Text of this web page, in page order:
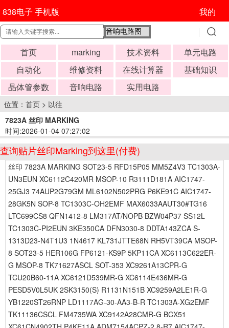
838电子 手机版 我的
首页 marking 技术资料
单元电路
自动化
维修资料 在线计算器
基础知识
晶体管参数
音响电路 实用电路
位置： 首页 > 以往
7823A 丝印 MARKING
时间:2026-01-04 07:27:02
查询贴片丝印Marking到这里(付费)
丝印 7823A MARKING SOT23-5 RFD15P05 MM5Z4V3 TC1303A-
UN3EUN XC6112C420MR MSOP-10 R3111D181A AIC1747-
25GJ3 74AUP2G79GM ML6102N502PRG P6KE91C AIC1747-
28GK5N SOP-8 TC1303C-OH2EMF MAX6033AAUT30#TG16
LTC699CS8 QFN1412-8 LM317AT/NOPB BZW04P37 SS12L
TC1303C-PI2EUN 3KE350CA DFN3030-8 DDTA143ZCA S-
1313D23-N4T1U3 1N4617 KL731JTTE68N RH5VT39CA MSOP-
8 SOT23-5 HER106G FP6121-KS9P 5KP11CA XC6113C622ER-
G MSOP-8 TK71627ASCL SOT-353 XC9261A13CPR-G
TCU20B60-11A XC6121D539MR-G XC6114E436MR-G
PESD5V0L5UK 2SK3150(S) R1131N151B XC9259A2LE1R-G
YB1220ST26RNP LD1117AG-30-AA3-B-R TC1303A-XG2EMF
TK11136CSCL FM4735WA XC9142A28CMR-G BCX51